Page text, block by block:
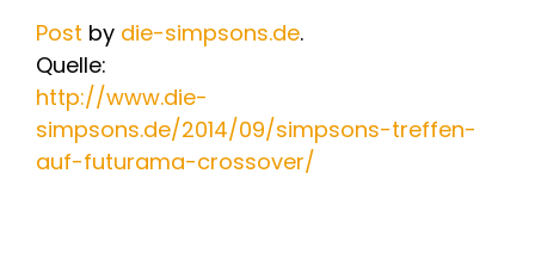
Post by die-simpsons.de.
Quelle:
http://www.die-
simpsons.de/2014/09/simpsons-treffen-
auf-futurama-crossover/